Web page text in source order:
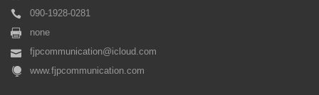
090-1928-0281
none
fjpcommunication@icloud.com
www.fjpcommunication.com